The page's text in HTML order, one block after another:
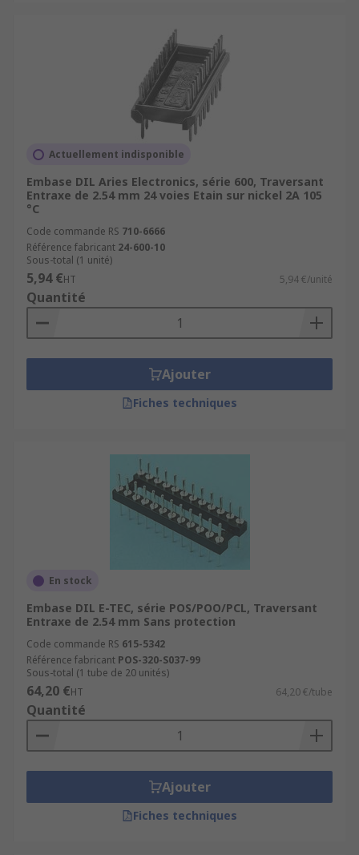
Actuellement indisponible
Embase DIL Aries Electronics, série 600, Traversant
Entraxe de 2.54 mm 24 voies Etain sur nickel 2A 105
°C
Code commande RS 710-6666
Référence fabricant 24-600-10
Sous-total (1 unité)
5,94 €HT 5,94 €/unité
Quantité
Ajouter
Fiches techniques
En stock
Embase DIL E-TEC, série POS/POO/PCL, Traversant
Entraxe de 2.54 mm Sans protection
Code commande RS 615-5342
Référence fabricant POS-320-S037-99
Sous-total (1 tube de 20 unités)
64,20 €HT 64,20 €/tube
Quantité
Ajouter
Fiches techniques